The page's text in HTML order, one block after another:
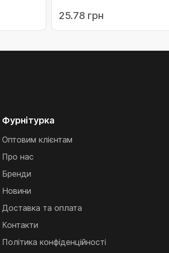
права (33460)
25.78 грн
Фурнітурка
Оптовим клієнтам
Про нас
Бренди
Новини
Доставка та оплата
Контакти
Політика конфіденційності